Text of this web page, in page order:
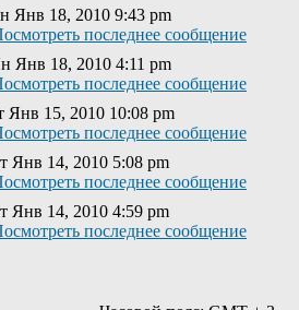
Янв 18, 2010 9:43 pm
Янв 18, 2010 4:11 pm
Янв 15, 2010 10:08 pm
Янв 14, 2010 5:08 pm
Янв 14, 2010 4:59 pm